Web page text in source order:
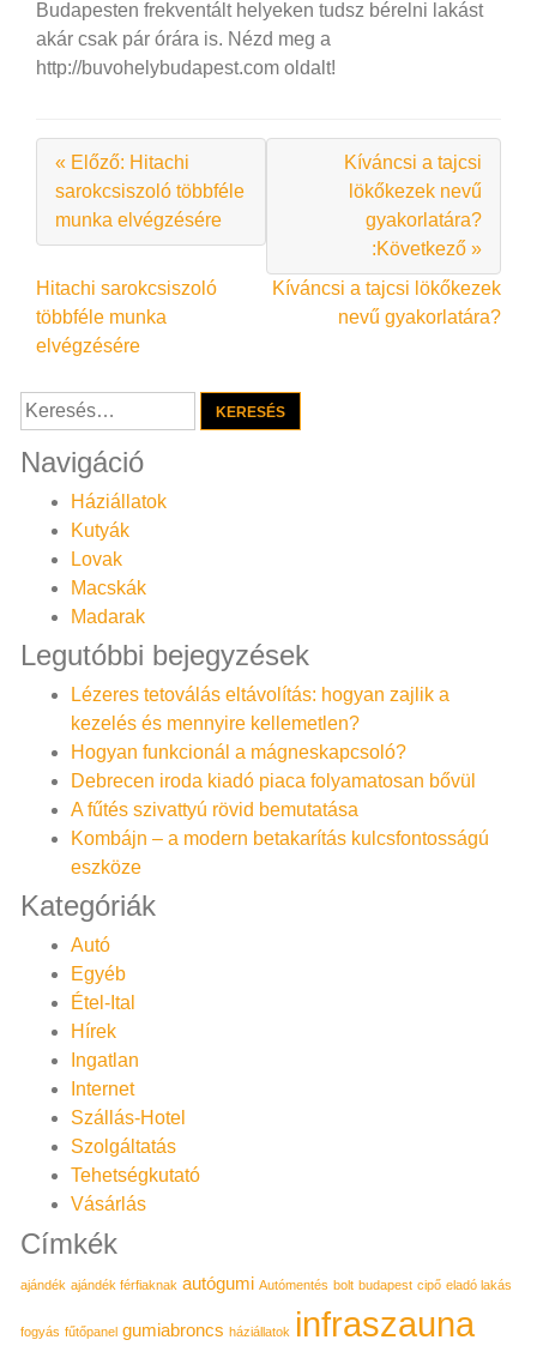
Budapesten frekventált helyeken tudsz bérelni lakást
akár csak pár órára is. Nézd meg a
http://buvohelybudapest.com oldalt!
« Előző: Hitachi
sarokcsiszoló többféle
munka elvégzésére
Kíváncsi a tajcsi
lökőkezek nevű
gyakorlatára?
:Következő »
Bejegyzés
navigáció
Hitachi sarokcsiszoló
többféle munka
elvégzésére
Kíváncsi a tajcsi lökőkezek
nevű gyakorlatára?
Keresés:
Navigáció
Háziállatok
Kutyák
Lovak
Macskák
Madarak
Legutóbbi bejegyzések
Lézeres tetoválás eltávolítás: hogyan zajlik a
kezelés és mennyire kellemetlen?
Hogyan funkcionál a mágneskapcsoló?
Debrecen iroda kiadó piaca folyamatosan bővül
A fűtés szivattyú rövid bemutatása
Kombájn – a modern betakarítás kulcsfontosságú
eszköze
Kategóriák
Autó
Egyéb
Étel-Ital
Hírek
Ingatlan
Internet
Szállás-Hotel
Szolgáltatás
Tehetségkutató
Vásárlás
Címkék
ajándék ajándék férfiaknak autógumi Autómentés bolt budapest cipő eladó lakás
fogyás fűtőpanel gumiabroncs háziállatok infraszauna